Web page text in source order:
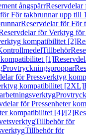
ångspärrReservdelar
För takbrunnar upp till
Reservdelar för För
för Verktyg
kompatibilitet [2]
Tillbehör
[1]
Provtryckningsproppar
för Pressverktyg
kompatibilitet [2XL]
för Pressenheter
kompatibilitet [4]/[2]
Tillbehör för
Tillbehör för